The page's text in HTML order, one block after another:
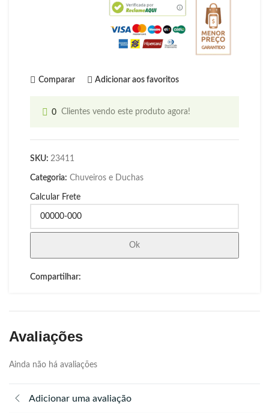
Comparar Adicionar aos favoritos
0 Clientes vendo este produto agora!
SKU: 23411
Categoria: Chuveiros e Duchas
Calcular Frete
Ok
Compartilhar:
Avaliações
Ainda não há avaliações
Adicionar uma avaliação